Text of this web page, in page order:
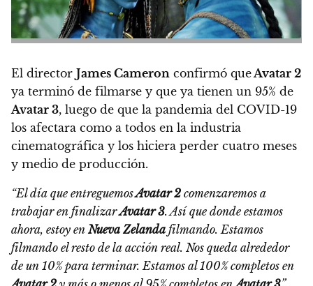
El director James Cameron confirmó que Avatar 2
ya terminó de filmarse y que ya tienen un 95% de
Avatar 3, luego de que la pandemia del COVID-19
los afectara como a todos en la industria
cinematográfica y los hiciera perder cuatro meses
y medio de producción.
“El día que entreguemosAvatar 2 comenzaremos a
trabajar en finalizarAvatar 3. Así que donde estamos
ahora, estoy en Nueva Zelanda filmando. Estamos
filmando el resto de la acción real. Nos queda alrededor
de un 10% para terminar. Estamos al 100% completos en